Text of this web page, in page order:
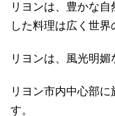
リヨンは、豊かな
した料理は広く世界
リヨンは、風光明媚
リヨン市内中心部
す。